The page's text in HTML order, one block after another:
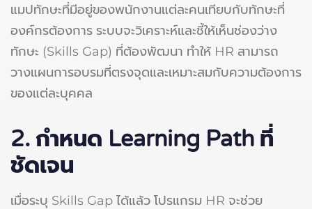
แมปทักษะที่มีอยู่ของพนักงานแต่ละคนเทียบกับทักษะที่
องค์กรต้องการ ระบบจะวิเคราะห์และชี้ให้เห็นช่องว่าง
ทักษะ (Skills Gap) ที่ต้องพัฒนา ทำให้ HR สามารถ
วางแผนการอบรมที่ตรงจุดและเหมาะสมกับความต้องการ
ของแต่ละบุคคล
2. กำหนด Learning Path ที่
ชัดเจน
เมื่อระบุ Skills Gap ได้แล้ว โปรแกรม HR จะช่วย